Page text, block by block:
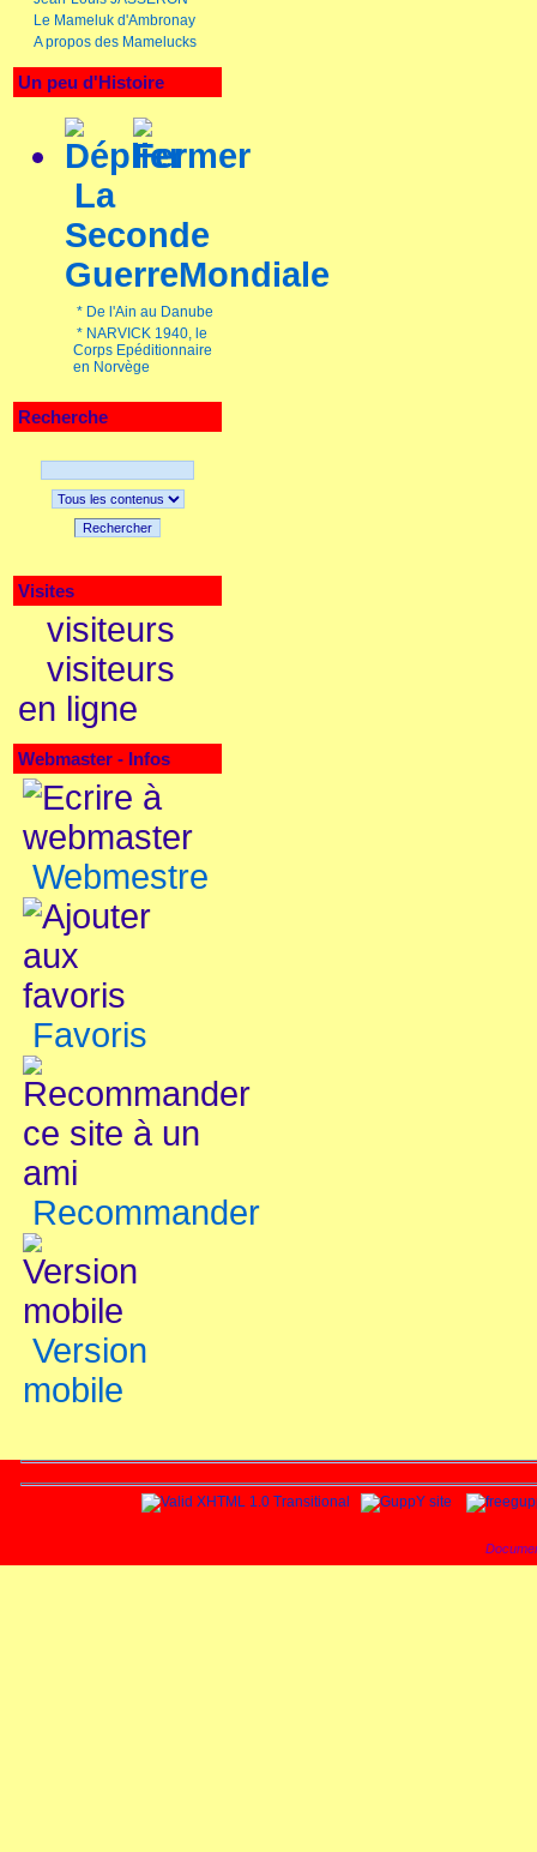
Le Mameluk d'Ambronay
A propos des Mamelucks
Un peu d'Histoire
La
Seconde
GuerreMondiale
* De l'Ain au Danube
* NARVICK 1940, le
Corps Epéditionnaire
en Norvège
Recherche
Rechercher
Visites
visiteurs
visiteurs
en ligne
Webmaster - Infos
Webmestre
Favoris
Recommander
Version
mobile